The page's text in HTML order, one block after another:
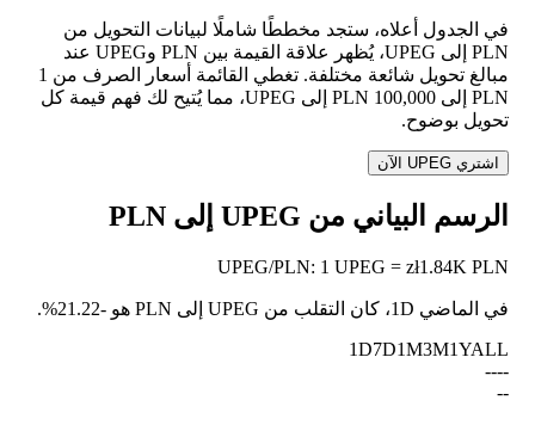
في الجدول أعلاه، ستجد مخططًا شاملًا لبيانات التحويل من
PLN إلى UPEG، يُظهر علاقة القيمة بين PLN وUPEG عند
مبالغ تحويل شائعة مختلفة. تغطي القائمة أسعار الصرف من 1
PLN إلى 100,000 PLN إلى UPEG، مما يُتيح لك فهم قيمة كل
تحويل بوضوح.
اشتري UPEG الآن
الرسم البياني من UPEG إلى PLN
UPEG/PLN: 1 UPEG = zł1.84K PLN
في الماضي 1D، كان التقلب من UPEG إلى PLN هو -21.22%
.
1D7D1M3M1YALL
--
--
--